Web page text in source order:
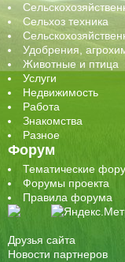
Сельхоз техника
Удобрения,
Животные и птица
Услуги
Недвижимость
Работа
Знакомства
Разное
Форум
Тематические
Форумы проекта
Правила форума
Друзья сайта
Новости партнеров